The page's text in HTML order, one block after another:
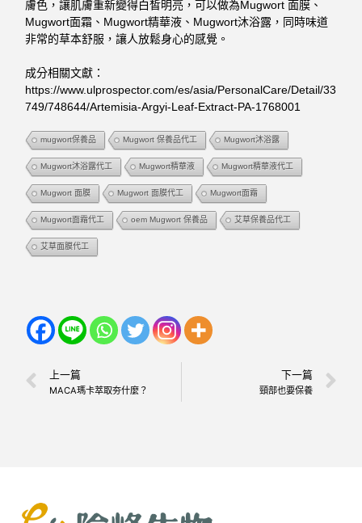
膚色，讓肌膚重新變得白皙明亮，可以做為Mugwort 面膜、
Mugwort面霜、Mugwort精華液、Mugwort沐浴露，同時味道
非常的草本舒服，讓人放鬆身心的感覺。
成分相關文獻：
https://www.ulprospector.com/es/asia/PersonalCare/Detail/33
749/748644/Artemisia-Argyi-Leaf-Extract-PA-1768001
mugwort保養品 Mugwort 保養品代工 Mugwort沐浴露
Mugwort沐浴露代工 Mugwort精華液 Mugwort精華液代工
Mugwort 面膜 Mugwort 面膜代工 Mugwort面霜
Mugwort面霜代工 oem Mugwort 保養品 艾草保養品代工
艾草面膜代工
上一篇
MACA瑪卡萃取夯什麼？
下一篇
頸部也要保養